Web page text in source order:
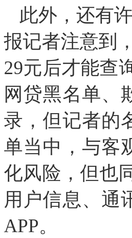
此外，还有
报记者注意到
29元后才能查
网贷黑名单、
录，但记者的
单当中，与客
化风险，但也
用户信息、通
APP。